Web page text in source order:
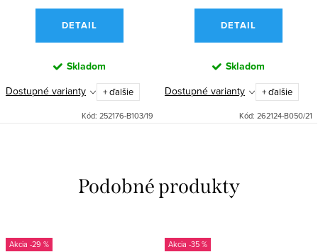
DETAIL
Skladom
Dostupné varianty + ďalšie
Kód: 252176-B103/19
DETAIL
Skladom
Dostupné varianty + ďalšie
Kód: 262124-B050/21
-29 % -35 %